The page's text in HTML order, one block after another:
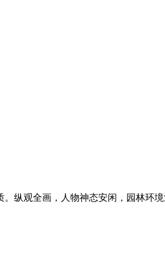
纵观全画，人物神态安闲，园林环